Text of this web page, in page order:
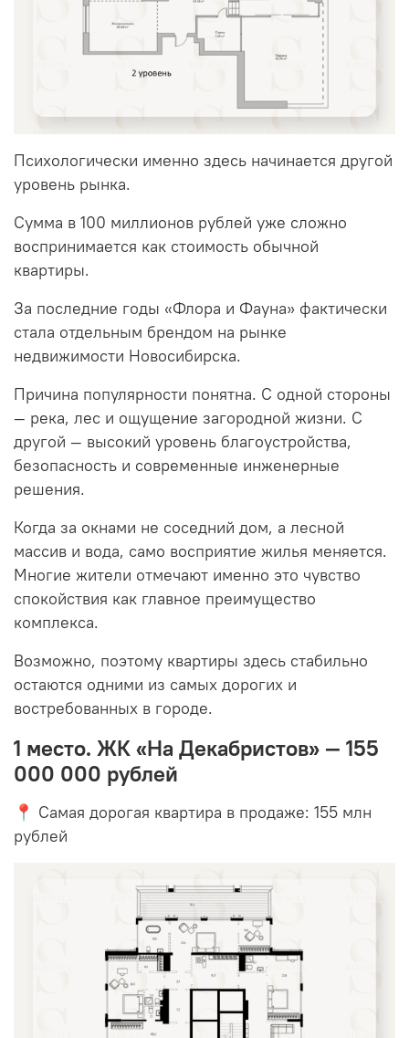
Психологически именно здесь начинается другой
уровень рынка.
Сумма в 100 миллионов рублей уже сложно
воспринимается как стоимость обычной
квартиры.
За последние годы «Флора и Фауна» фактически
стала отдельным брендом на рынке
недвижимости Новосибирска.
Причина популярности понятна. С одной стороны
— река, лес и ощущение загородной жизни. С
другой — высокий уровень благоустройства,
безопасность и современные инженерные
решения.
Когда за окнами не соседний дом, а лесной
массив и вода, само восприятие жилья меняется.
Многие жители отмечают именно это чувство
спокойствия как главное преимущество
комплекса.
Возможно, поэтому квартиры здесь стабильно
остаются одними из самых дорогих и
востребованных в городе.
1 место. ЖК «На Декабристов» — 155
000 000 рублей
📍 Самая дорогая квартира в продаже: 155 млн
рублей